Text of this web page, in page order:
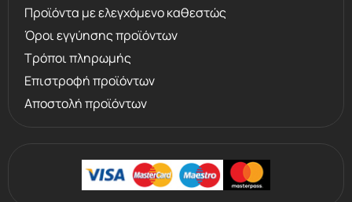
Προϊόντα με ελεγχόμενο καθεστώς
Όροι εγγύησης προϊόντων
Τρόποι πληρωμής
Επιστροφή προϊόντων
Αποστολή προϊόντων